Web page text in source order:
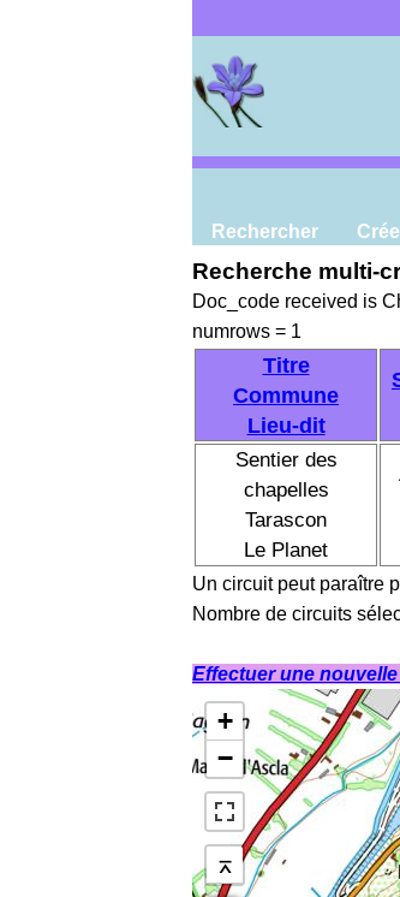
Rechercher
Recherche multi-
Doc_code received is
numrows = 1
Titre
Commune
Lieu-dit
Sentier des
chapelles
Tarascon
Le Planet
Un circuit peut paraître
Nombre de circuits
Effectuer une
+
−
⌅